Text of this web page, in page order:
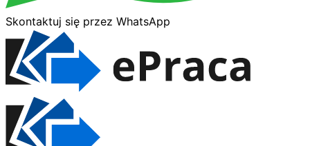
Skontaktuj się przez WhatsApp